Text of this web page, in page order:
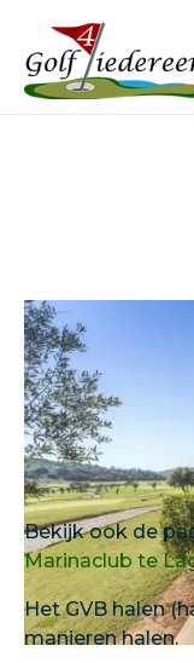
Bekijk ook de
Marinaclub te
Het GVB halen
manieren halen.